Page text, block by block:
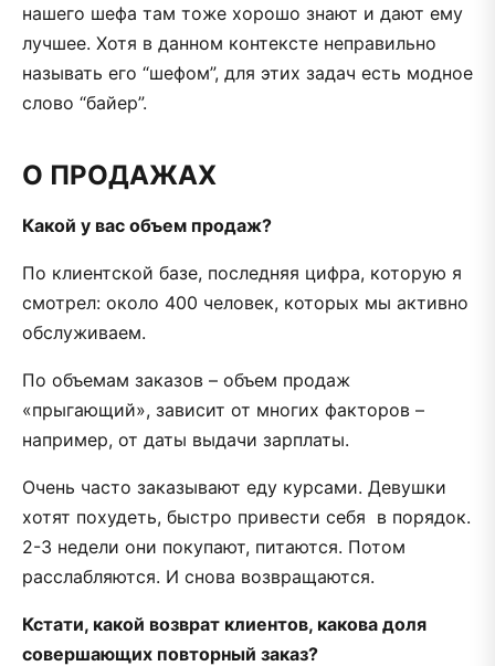
нашего шефа там тоже хорошо знают и дают ему
лучшее. Хотя в данном контексте неправильно
называть его “шефом”, для этих задач есть модное
слово “байер”.
О ПРОДАЖАХ
Какой у вас объем продаж?
По клиентской базе, последняя цифра, которую я
смотрел: около 400 человек, которых мы активно
обслуживаем.
По объемам заказов – объем продаж
«прыгающий», зависит от многих факторов –
например, от даты выдачи зарплаты.
Очень часто заказывают еду курсами. Девушки
хотят похудеть, быстро привести себя в порядок.
2-3 недели они покупают, питаются. Потом
расслабляются. И снова возвращаются.
Кстати, какой возврат клиентов, какова доля
совершающих повторный заказ?